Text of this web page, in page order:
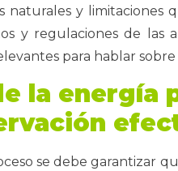
naturales y
y regulaciones de las
para hablar
la energía
se debe garantizar